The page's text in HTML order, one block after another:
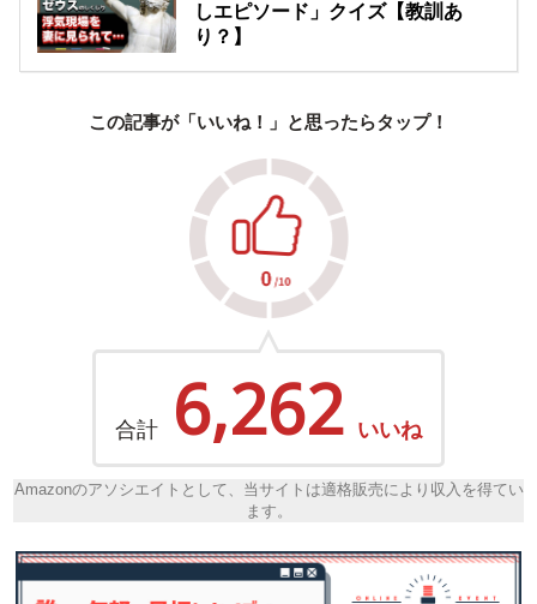
しエピソード」クイズ【教訓あ
り？】
この記事が「いいね！」と思ったらタップ！
合計 6,262 いいね
Amazonのアソシエイトとして、当サイトは適格販売により収入を得てい
ます。